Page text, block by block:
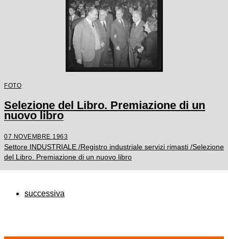
FOTO
Selezione del Libro. Premiazione di un
nuovo libro
07 NOVEMBRE 1963
Settore INDUSTRIALE /Registro industriale servizi rimasti /Selezione
del Libro. Premiazione di un nuovo libro
successiva